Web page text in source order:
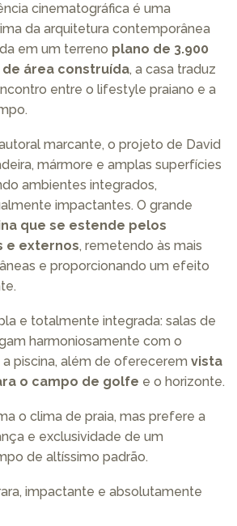
cinematográfica é uma
da arquitetura contemporânea
em um terreno plano de 3.900
de área construída, a casa traduz
entre o lifestyle praiano e a
marcante, o projeto de David
mármore e amplas superfícies
ambientes integrados,
impactantes. O grande
que se estende pelos
e externos, remetendo às mais
e proporcionando um efeito
e totalmente integrada: salas de
harmoniosamente com o
piscina, além de oferecerem vista
o campo de golfe e o horizonte.
o clima de praia, mas prefere a
e exclusividade de um
de altíssimo padrão.
impactante e absolutamente